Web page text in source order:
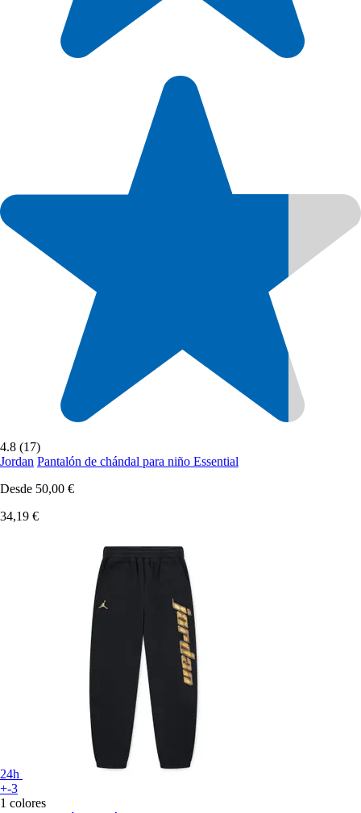
4.8 (17)
Jordan Pantalón de chándal para niño Essential
Desde 50,00 €
34,19 €
24h
+-3
1 colores